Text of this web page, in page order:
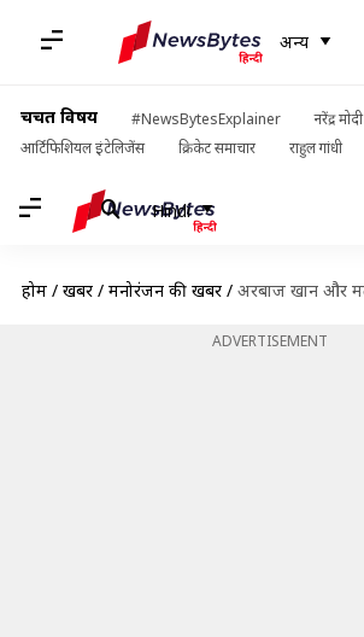
अन्य
चर्चित विषय #NewsBytesExplainer
नरेंद्र मोदी
आर्टिफिशियल इंटेलिजेंस
क्रिकेट समाचार राहुल गांधी
Hindi
होम / खबरें / मनोरंजन की खबरें / अरबाज खान और मलाइका अरोड़ा के बेटे
ADVERTISEMENT